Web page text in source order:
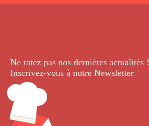
Ne ratez pas nos dernières actualités !
Inscrivez-vous à notre Newsletter.